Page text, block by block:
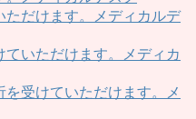
ただけます。メディカルデ
いただけます。メディカ
受けていただけます。メ